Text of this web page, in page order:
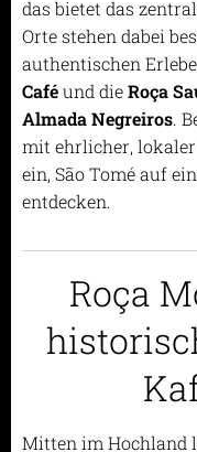
das bietet das
Orte stehen dabei
authentischen
Caféund dieRoça
Almada Negreiros.
mit ehrlicher,
ein, São Tomé auf
entdecken.
Roça
Mitten im Hochland